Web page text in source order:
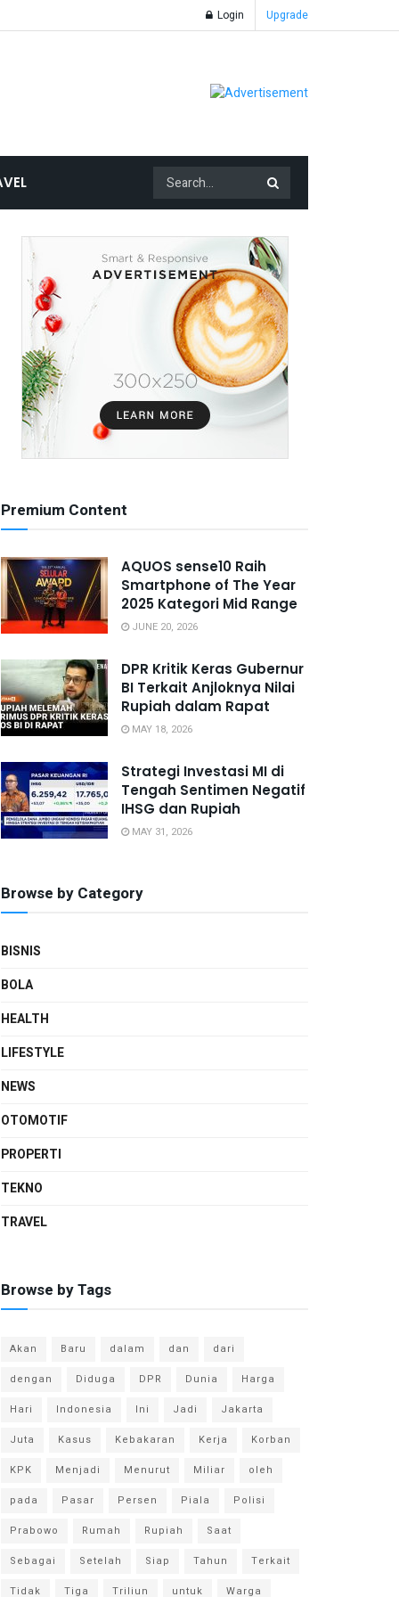
Login Upgrade
Premium Content
AQUOS sense10 Raih
Smartphone of The Year
2025 Kategori Mid Range
JUNE 20, 2026
DPR Kritik Keras Gubernur
BI Terkait Anjloknya Nilai
Rupiah dalam Rapat
MAY 18, 2026
Strategi Investasi MI di
Tengah Sentimen Negatif
IHSG dan Rupiah
MAY 31, 2026
Browse by Category
BISNIS
BOLA
HEALTH
LIFESTYLE
NEWS
OTOMOTIF
PROPERTI
TEKNO
TRAVEL
Browse by Tags
Akan Baru dalam dan
dari
dengan
Diduga DPR Dunia
Harga
Hari
Indonesia Ini Jadi
Jakarta
Juta
Kasus Kebakaran Kerja
Korban
KPK
Menjadi Menurut Miliar
oleh
pada
Pasar Persen Piala
Polisi
Prabowo
Rumah Rupiah
Saat
Sebagai
Setelah Siap Tahun
Terkait
Tidak
Tiga Triliun untuk Warga